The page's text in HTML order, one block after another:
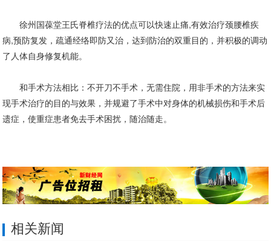
徐州国葆堂王氏脊椎疗法的优点可以快速止痛,有效治疗颈腰椎疾
病,预防复发，疏通经络即防又治，达到防治的双重目的，并积极的调动
了人体自身修复机能。
和手术方法相比：不开刀不手术，无需住院，用非手术的方法来实
现手术治疗的目的与效果，并规避了手术中对身体的机械损伤和手术后
遗症，使重症患者免去手术困扰，随治随走。
相关新闻